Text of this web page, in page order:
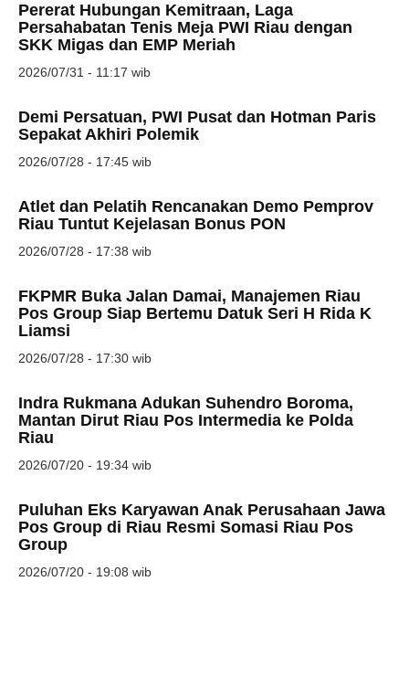
Pererat Hubungan Kemitraan, Laga
Persahabatan Tenis Meja PWI Riau dengan
SKK Migas dan EMP Meriah
2026/07/31 - 11:17 wib
Demi Persatuan, PWI Pusat dan Hotman Paris
Sepakat Akhiri Polemik
2026/07/28 - 17:45 wib
Atlet dan Pelatih Rencanakan Demo Pemprov
Riau Tuntut Kejelasan Bonus PON
2026/07/28 - 17:38 wib
FKPMR Buka Jalan Damai, Manajemen Riau
Pos Group Siap Bertemu Datuk Seri H Rida K
Liamsi
2026/07/28 - 17:30 wib
Indra Rukmana Adukan Suhendro Boroma,
Mantan Dirut Riau Pos Intermedia ke Polda
Riau
2026/07/20 - 19:34 wib
Puluhan Eks Karyawan Anak Perusahaan Jawa
Pos Group di Riau Resmi Somasi Riau Pos
Group
2026/07/20 - 19:08 wib